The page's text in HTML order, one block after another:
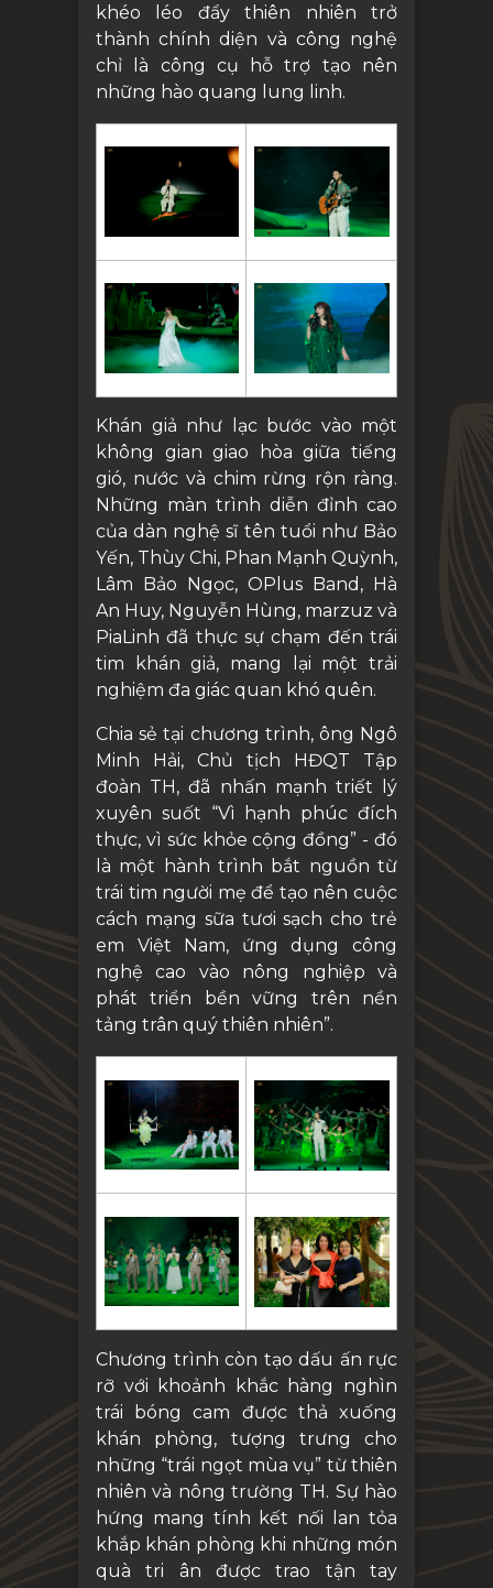
khéo léo đẩy thiên nhiên trở
thành chính diện và công nghệ
chỉ là công cụ hỗ trợ tạo nên
những hào quang lung linh.
Khán giả như lạc bước vào một
không gian giao hòa giữa tiếng
gió, nước và chim rừng rộn ràng.
Những màn trình diễn đỉnh cao
của dàn nghệ sĩ tên tuổi như Bảo
Yến, Thùy Chi, Phan Mạnh Quỳnh,
Lâm Bảo Ngọc, OPlus Band, Hà
An Huy, Nguyễn Hùng, marzuz và
PiaLinh đã thực sự chạm đến trái
tim khán giả, mang lại một trải
nghiệm đa giác quan khó quên.
Chia sẻ tại chương trình, ông Ngô
Minh Hải, Chủ tịch HĐQT Tập
đoàn TH, đã nhấn mạnh triết lý
xuyên suốt “Vì hạnh phúc đích
thực, vì sức khỏe cộng đồng” - đó
là một hành trình bắt nguồn từ
trái tim người mẹ để tạo nên cuộc
cách mạng sữa tươi sạch cho trẻ
em Việt Nam, ứng dụng công
nghệ cao vào nông nghiệp và
phát triển bền vững trên nền
tảng trân quý thiên nhiên”.
Chương trình còn tạo dấu ấn rực
rỡ với khoảnh khắc hàng nghìn
trái bóng cam được thả xuống
khán phòng, tượng trưng cho
những “trái ngọt mùa vụ” từ thiên
nhiên và nông trường TH. Sự hào
hứng mang tính kết nối lan tỏa
khắp khán phòng khi những món
quà tri ân được trao tận tay